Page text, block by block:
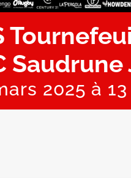
Saudrune
2025 à 13